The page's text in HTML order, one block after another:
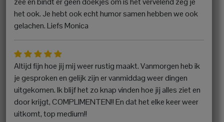
het ook. Je hebt ook echt humor samen hebben we ook
gelachen. Liefs Monica
Altijd fijn hoe jij mij weer rustig maakt. Vanmorgen heb ik
je gesproken en gelijk zijn er vanmiddag weer dingen
uitgekomen. Ik blijf het zo knap vinden hoe jij alles ziet en
door krijgt, COMPLIMENTEN!! En dat het elke keer weer
uitkomt, top medium!!